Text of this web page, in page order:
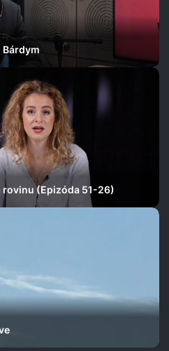
Bárdym
rovinu (Epizóda 51-26)